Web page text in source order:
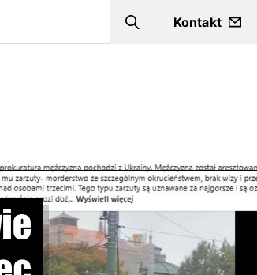
Szukaj
Kontakt